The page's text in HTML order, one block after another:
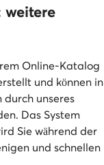
Online-Katalog
und können in
durch unseres
Das System
Sie während der
und schnellen